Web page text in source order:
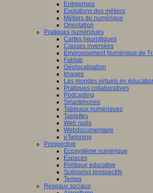
Entreprises
Evolutions des métiers
Métiers du numérique
Orientation
Pratiques numériques
Cartes heuristiques
Classes inversées
Environnement Numérique de
Fablab
Géolocalisation
Images
Les mondes virtuels en
Pratiques collaboratives
Podcasting
Smartphones
Tableaux numériques
Tablettes
Web radio
Webdocumentaire
eTwinning
Prospective
Ecosystème numérique
Espaces
Politique éducative
Scénarios prospectifs
Temps
Réseaux sociaux